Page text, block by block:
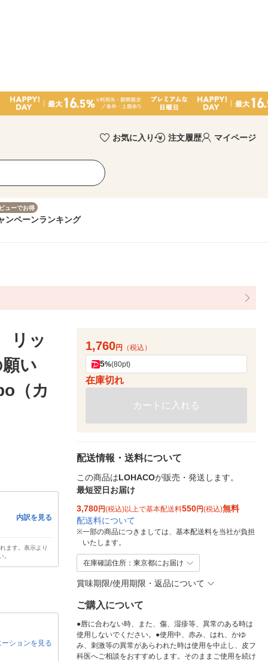
お気に入り 注文履歴 マイページ
ューでお得
ンペーンランキング
リッ
い
（カ
内訳を見る
ます。表示より
。
ションを見る
1,760円 （税込）
5%(80pt)
在庫切れ
カートに入れる
配送情報・送料について
この商品はLOHACOが販売・発送します。
最短翌日お届け
3,780円(税込)以上で基本配送料550円(税込)無料
配送料について
※一部の商品につきましては、基本配送料を当社が負担
いたします。
在庫確認住所：東京都にお届け
賞味期限/使用期限・返品について
ご購入について
●唇に合わない時、また、傷、湿疹等、異常のある時は
使用しないでください。●使用中、赤み、はれ、かゆ
み、刺激等の異常があらわれた時は使用を中止し、皮フ
科医へご相談をおすすめします。そのままご使用を続け